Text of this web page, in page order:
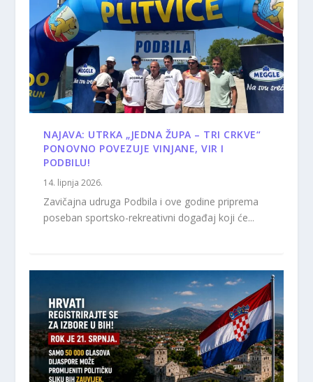
NAJAVA: UTRKA „JEDNA ŽUPA – TRI CRKVE“
PONOVNO POVEZUJE VINJANE, VIR I
PODBILU!
14. lipnja 2026.
Zavičajna udruga Podbila i ove godine priprema
poseban sportsko-rekreativni događaj koji će...